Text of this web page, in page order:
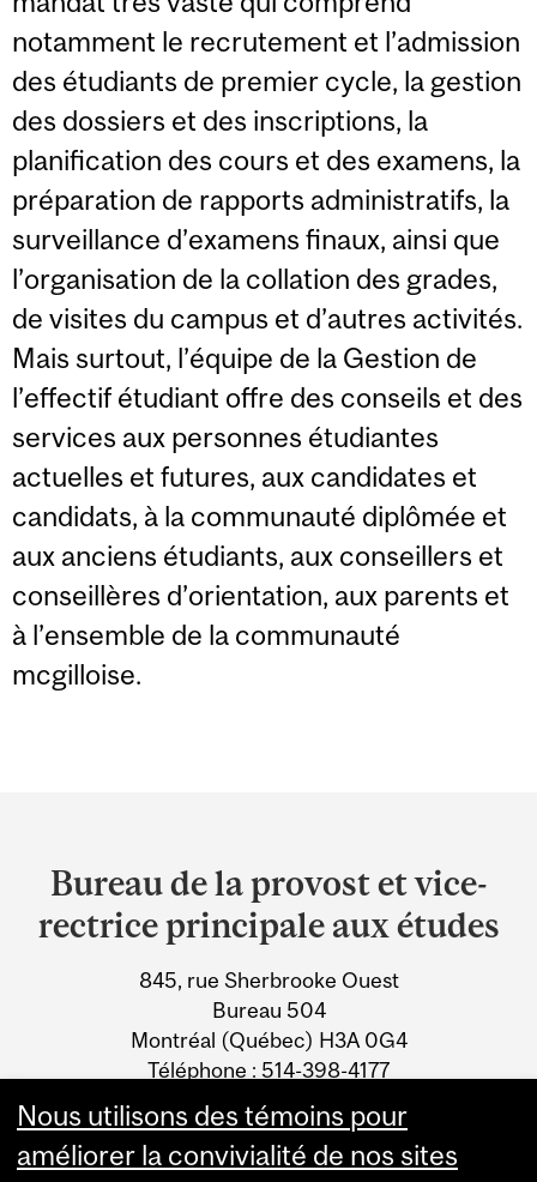
notamment le recrutement et l’admission
des étudiants de premier cycle, la gestion
des dossiers et des inscriptions, la
planification des cours et des examens, la
préparation de rapports administratifs, la
surveillance d’examens finaux, ainsi que
l’organisation de la collation des grades,
de visites du campus et d’autres activités.
Mais surtout, l’équipe de la Gestion de
l’effectif étudiant offre des conseils et des
services aux personnes étudiantes
actuelles et futures, aux candidates et
candidats, à la communauté diplômée et
aux anciens étudiants, aux conseillers et
conseillères d’orientation, aux parents et
à l’ensemble de la communauté
mcgilloise.
and
University
Information
Bureau de la provost et vice-
rectrice principale aux études
845, rue Sherbrooke Ouest
Bureau 504
Montréal (Québec) H3A 0G4
Téléphone : 514-398-4177
Télécopieur : 514-398-4768
Nous utilisons des témoins pour
améliorer la convivialité de nos sites